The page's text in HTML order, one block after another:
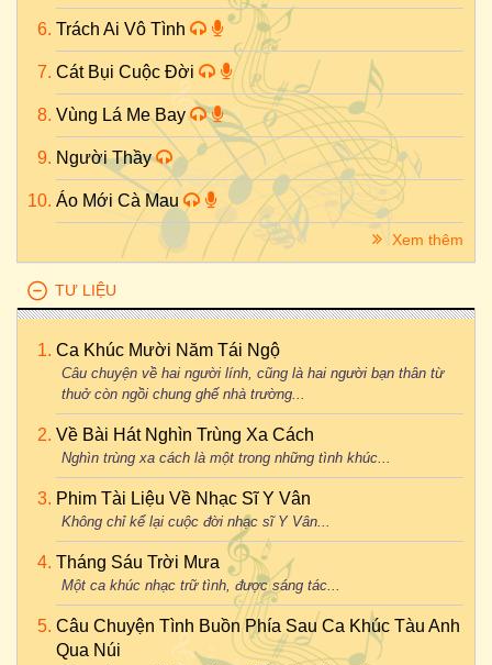
Trách Ai Vô Tình
Cát Bụi Cuộc Đời
Vùng Lá Me Bay
Người Thầy
Áo Mới Cà Mau
Xem thêm
TƯ LIỆU
Ca Khúc Mười Năm Tái Ngộ
Câu chuyện về hai người lính, cũng là hai người bạn thân từ
thuở còn ngồi chung ghế nhà trường...
Về Bài Hát Nghìn Trùng Xa Cách
Nghìn trùng xa cách là một trong những tình khúc...
Phim Tài Liệu Về Nhạc Sĩ Y Vân
Không chỉ kể lại cuộc đời nhạc sĩ Y Vân...
Tháng Sáu Trời Mưa
Một ca khúc nhạc trữ tình, được sáng tác...
Câu Chuyện Tình Buồn Phía Sau Ca Khúc Tàu Anh
Qua Núi